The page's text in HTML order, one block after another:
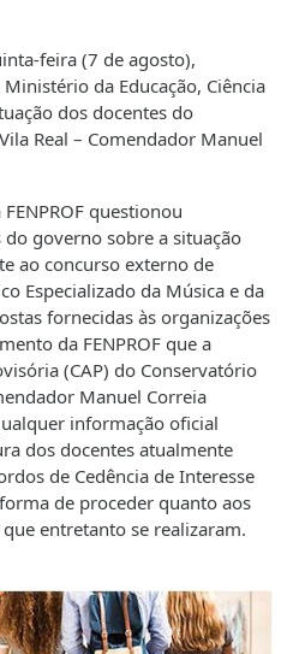
feira (7 de agosto),
da Educação, Ciência
dos docentes do
Real – Comendador Manuel
questionou
governo sobre a situação
ao concurso externo de
Especializado da Música e da
fornecidas às organizações
da FENPROF que a
(CAP) do Conservatório
Manuel Correia
informação oficial
dos docentes atualmente
de Cedência de Interesse
de proceder quanto aos
entretanto se realizaram.